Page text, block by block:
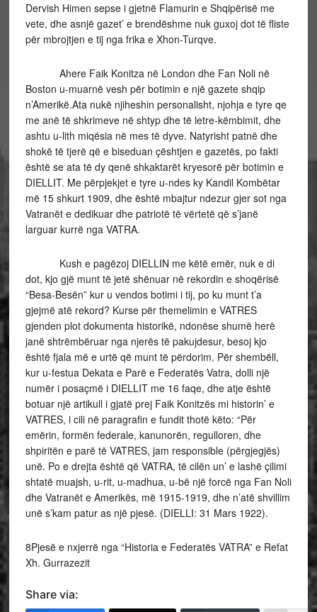
Dervish Himen sepse i gjetnë Flamurin e Shqipërisë me
vete, dhe asnjë gazet’ e brendëshme nuk guxoj dot të fliste
për mbrojtjen e tij nga frika e Xhon-Turqve.
Ahere Faik Konitza në London dhe Fan Noli në
Boston u-muarnë vesh për botimin e një gazete shqip
n’Amerikë.Ata nukë njiheshin personalisht, njohja e tyre qe
me anë të shkrimeve në shtyp dhe të letre-këmbimit, dhe
ashtu u-lith miqësia në mes të dyve. Natyrisht patnë dhe
shokë të tjerë që e biseduan çështjen e gazetës, po fakti
është se ata të dy qenë shkaktarët kryesorë për botimin e
DIELLIT. Me përpjekjet e tyre u-ndes ky Kandil Kombëtar
më 15 shkurt 1909, dhe është mbajtur ndezur gjer sot nga
Vatranët e dedikuar dhe patriotë të vërtetë që s’janë
larguar kurrë nga VATRA.
Kush e pagëzoj DIELLIN me këtë emër, nuk e di
dot, kjo gjë munt të jetë shënuar në rekordin e shoqërisë
“Besa-Besën” kur u vendos botimi i tij, po ku munt t’a
gjejmë atë rekord? Kurse për themelimin e VATRES
gjenden plot dokumenta historikë, ndonëse shumë herë
janë shtrëmbëruar nga njerës të pakujdesur, besoj kjo
është fjala më e urtë që munt të përdorim. Për shembëll,
kur u-festua Dekata e Parë e Federatës Vatra, dolli një
numër i posaçmë i DIELLIT me 16 faqe, dhe atje është
botuar një artikull i gjatë prej Faik Konitzës mi historin’ e
VATRES, i cili në paragrafin e fundit thotë këto: “Për
emërin, formën federale, kanunorën, regulloren, dhe
shpiritën e parë të VATRES, jam responsible (përgjegjës)
unë. Po e drejta është që VATRA, të cilën un’ e lashë çilimi
shtatë muajsh, u-rit, u-madhua, u-bë një forcë nga Fan Noli
dhe Vatranët e Amerikës, më 1915-1919, dhe n’atë shvillim
unë s’kam patur as një pjesë. (DIELLI: 31 Mars 1922).
8Pjesë e nxjerrë nga “Historia e Federatës VATRA” e Refat
Xh. Gurrazezit
Share via: